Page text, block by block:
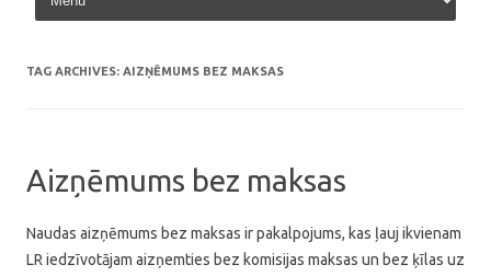
TAG ARCHIVES: AIZŅĒMUMS BEZ MAKSAS
Aizņēmums bez maksas
Naudas aizņēmums bez maksas ir pakalpojums, kas ļauj ikvienam
LR iedzīvotājam aizņemties bez komisijas maksas un bez ķīlas uz